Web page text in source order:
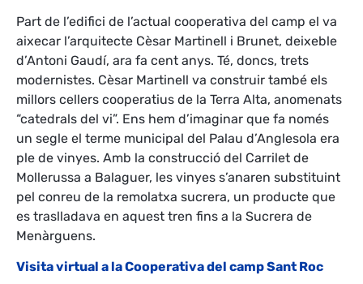
Part de l’edifici de l’actual cooperativa del camp el va
aixecar l’arquitecte Cèsar Martinell i Brunet, deixeble
d’Antoni Gaudí, ara fa cent anys. Té, doncs, trets
modernistes. Cèsar Martinell va construir també els
millors cellers cooperatius de la Terra Alta, anomenats
“catedrals del vi”. Ens hem d’imaginar que fa només
un segle el terme municipal del Palau d’Anglesola era
ple de vinyes. Amb la construcció del Carrilet de
Mollerussa a Balaguer, les vinyes s’anaren substituint
pel conreu de la remolatxa sucrera, un producte que
es traslladava en aquest tren fins a la Sucrera de
Menàrguens.
Visita virtual a la Cooperativa del camp Sant Roc